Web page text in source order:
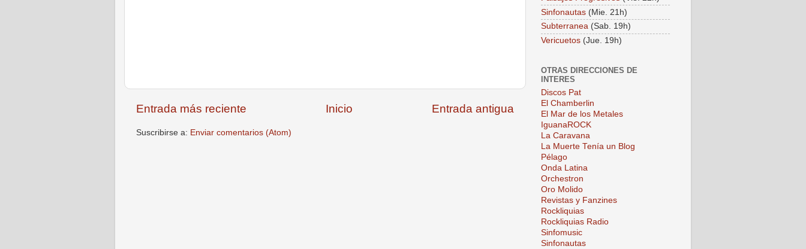
Entrada más reciente Entrada antigua
Inicio
Suscribirse a: Enviar comentarios (Atom)
Sinfonautas (Mie. 21h)
Subterranea (Sab. 19h)
Vericuetos (Jue. 19h)
OTRAS DIRECCIONES DE
INTERES
Discos Pat
El Chamberlin
El Mar de los Metales
IguanaROCK
La Caravana
La Muerte Tenía un Blog
Pélago
Onda Latina
Orchestron
Oro Molido
Revistas y Fanzines
Rockliquias
Rockliquias Radio
Sinfomusic
Sinfonautas